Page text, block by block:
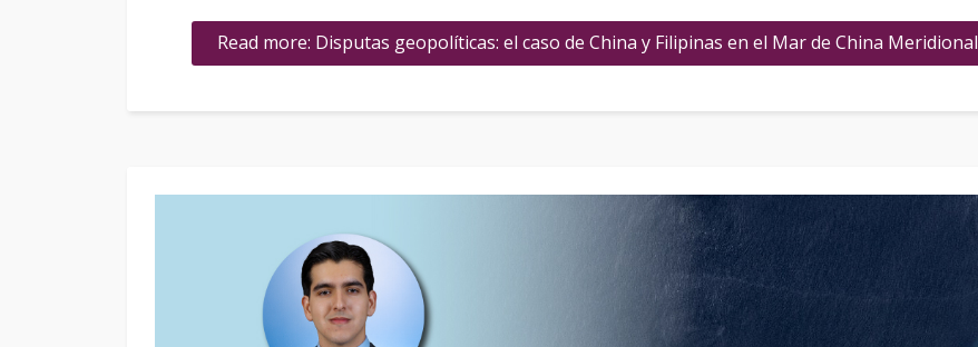
Read more: Disputas geopolíticas: el caso de China y Filipinas en el Mar de China Meridional